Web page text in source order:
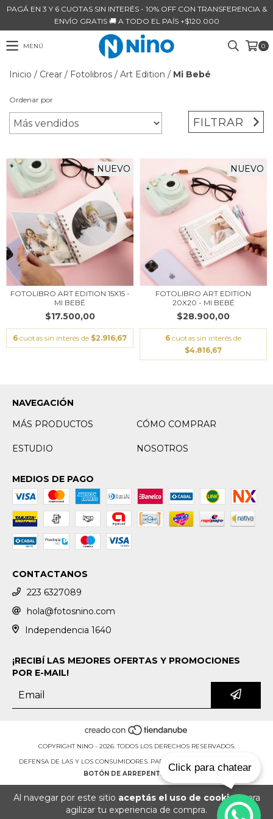
Al navegar por este sitio aceptás el uso de cookiespara
agilizar tu experiencia de compra.
PAGÁ EN 3 Y 6 CUOTAS SIN INTERÉS - 10% OFF CON TRANSFERENCIA &
ENVÍO GRATIS 🚚 A TODO EL PAÍS +$120.000
MENÚ 0
Inicio / Crear / Fotolibros / Art Edition / Mi Bebé
Ordenar por
FILTRAR
NUEVO
FOTOLIBRO ART EDITION 15X15 -
MI BEBÉ
$17.500,00
6 cuotas sin interés de $2.916,67
NUEVO
FOTOLIBRO ART EDITION
20X20 - MI BEBÉ
$28.900,00
6 cuotas sin interés de
$4.816,67
NAVEGACIÓN
MÁS PRODUCTOS
CÓMO COMPRAR
ESTUDIO NOSOTROS
MEDIOS DE PAGO
CONTACTANOS
223 6327089
hola@fotosnino.com
Independencia 1640
¡RECIBÍ LAS MEJORES OFERTAS Y PROMOCIONES
POR E-MAIL!
COPYRIGHT NINO - 2026. TODOS LOS DERECHOS RESERVADOS.
DEFENSA DE LAS Y LOS CONSUMIDORES. PARA RECLAMOS
BOTÓN DE ARREPENTIMIENTO
Click para chatear